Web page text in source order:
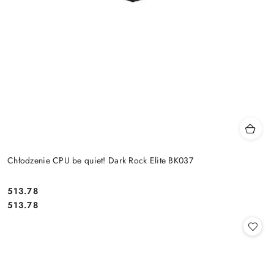
Chłodzenie CPU be quiet! Dark Rock Elite BK037
Cena:
513.78
Cena:
513.78